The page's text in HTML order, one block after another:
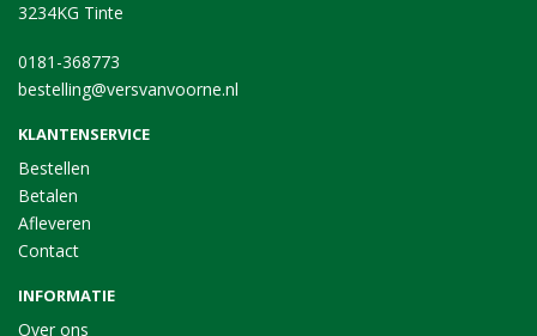
3234KG Tinte
0181-368773
bestelling@versvanvoorne.nl
KLANTENSERVICE
Bestellen
Betalen
Afleveren
Contact
INFORMATIE
Over ons